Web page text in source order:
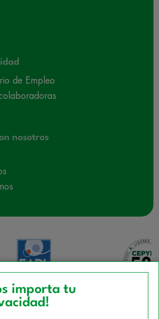
de Empleo
nosotros
importa tu